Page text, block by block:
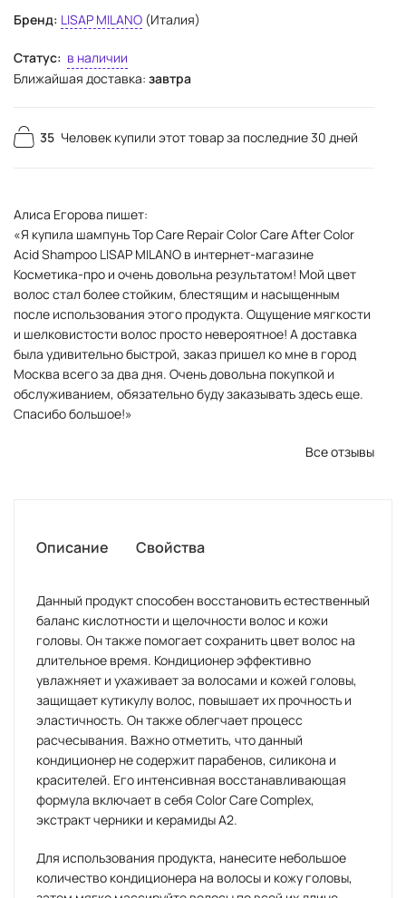
Бренд: LISAP MILANO (Италия)
Статус: в наличии
Ближайшая доставка: завтра
35 Человек купили этот товар за последние 30 дней
Алиса Егорова пишет:
«Я купила шампунь Top Care Repair Color Care After Color
Acid Shampoo LISAP MILANO в интернет-магазине
Косметика-про и очень довольна результатом! Мой цвет
волос стал более стойким, блестящим и насыщенным
после использования этого продукта. Ощущение мягкости
и шелковистости волос просто невероятное! А доставка
была удивительно быстрой, заказ пришел ко мне в город
Москва всего за два дня. Очень довольна покупкой и
обслуживанием, обязательно буду заказывать здесь еще.
Спасибо большое!»
Все отзывы
Описание Свойства
Данный продукт способен восстановить естественный
баланс кислотности и щелочности волос и кожи
головы. Он также помогает сохранить цвет волос на
длительное время. Кондиционер эффективно
увлажняет и ухаживает за волосами и кожей головы,
защищает кутикулу волос, повышает их прочность и
эластичность. Он также облегчает процесс
расчесывания. Важно отметить, что данный
кондиционер не содержит парабенов, силикона и
красителей. Его интенсивная восстанавливающая
формула включает в себя Color Care Complex,
экстракт черники и керамиды А2.
Для использования продукта, нанесите небольшое
количество кондиционера на волосы и кожу головы,